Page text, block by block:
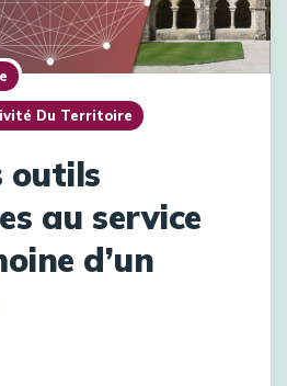
Du Territoire
outils
au service
d’un